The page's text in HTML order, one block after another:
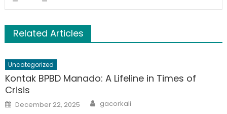
Related Articles
Uncategorized
Kontak BPBD Manado: A Lifeline in Times of
Crisis
Posted
on
December 22, 2025 Author
gacorkali